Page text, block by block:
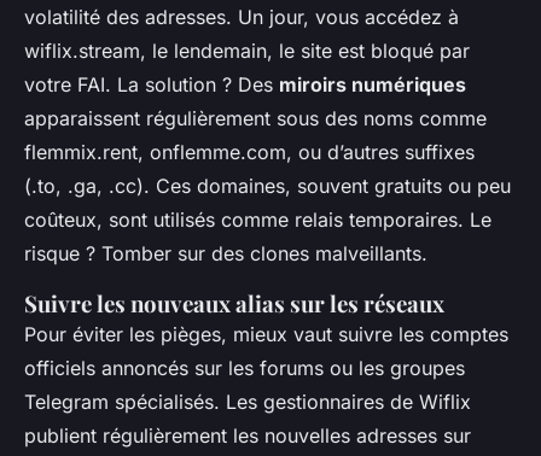
volatilité des adresses. Un jour, vous accédez à
wiflix.stream, le lendemain, le site est bloqué par
votre FAI. La solution ? Des miroirs numériques
apparaissent régulièrement sous des noms comme
flemmix.rent, onflemme.com, ou d’autres suffixes
(.to, .ga, .cc). Ces domaines, souvent gratuits ou peu
coûteux, sont utilisés comme relais temporaires. Le
risque ? Tomber sur des clones malveillants.
Suivre les nouveaux alias sur les réseaux
Pour éviter les pièges, mieux vaut suivre les comptes
officiels annoncés sur les forums ou les groupes
Telegram spécialisés. Les gestionnaires de Wiflix
publient régulièrement les nouvelles adresses sur